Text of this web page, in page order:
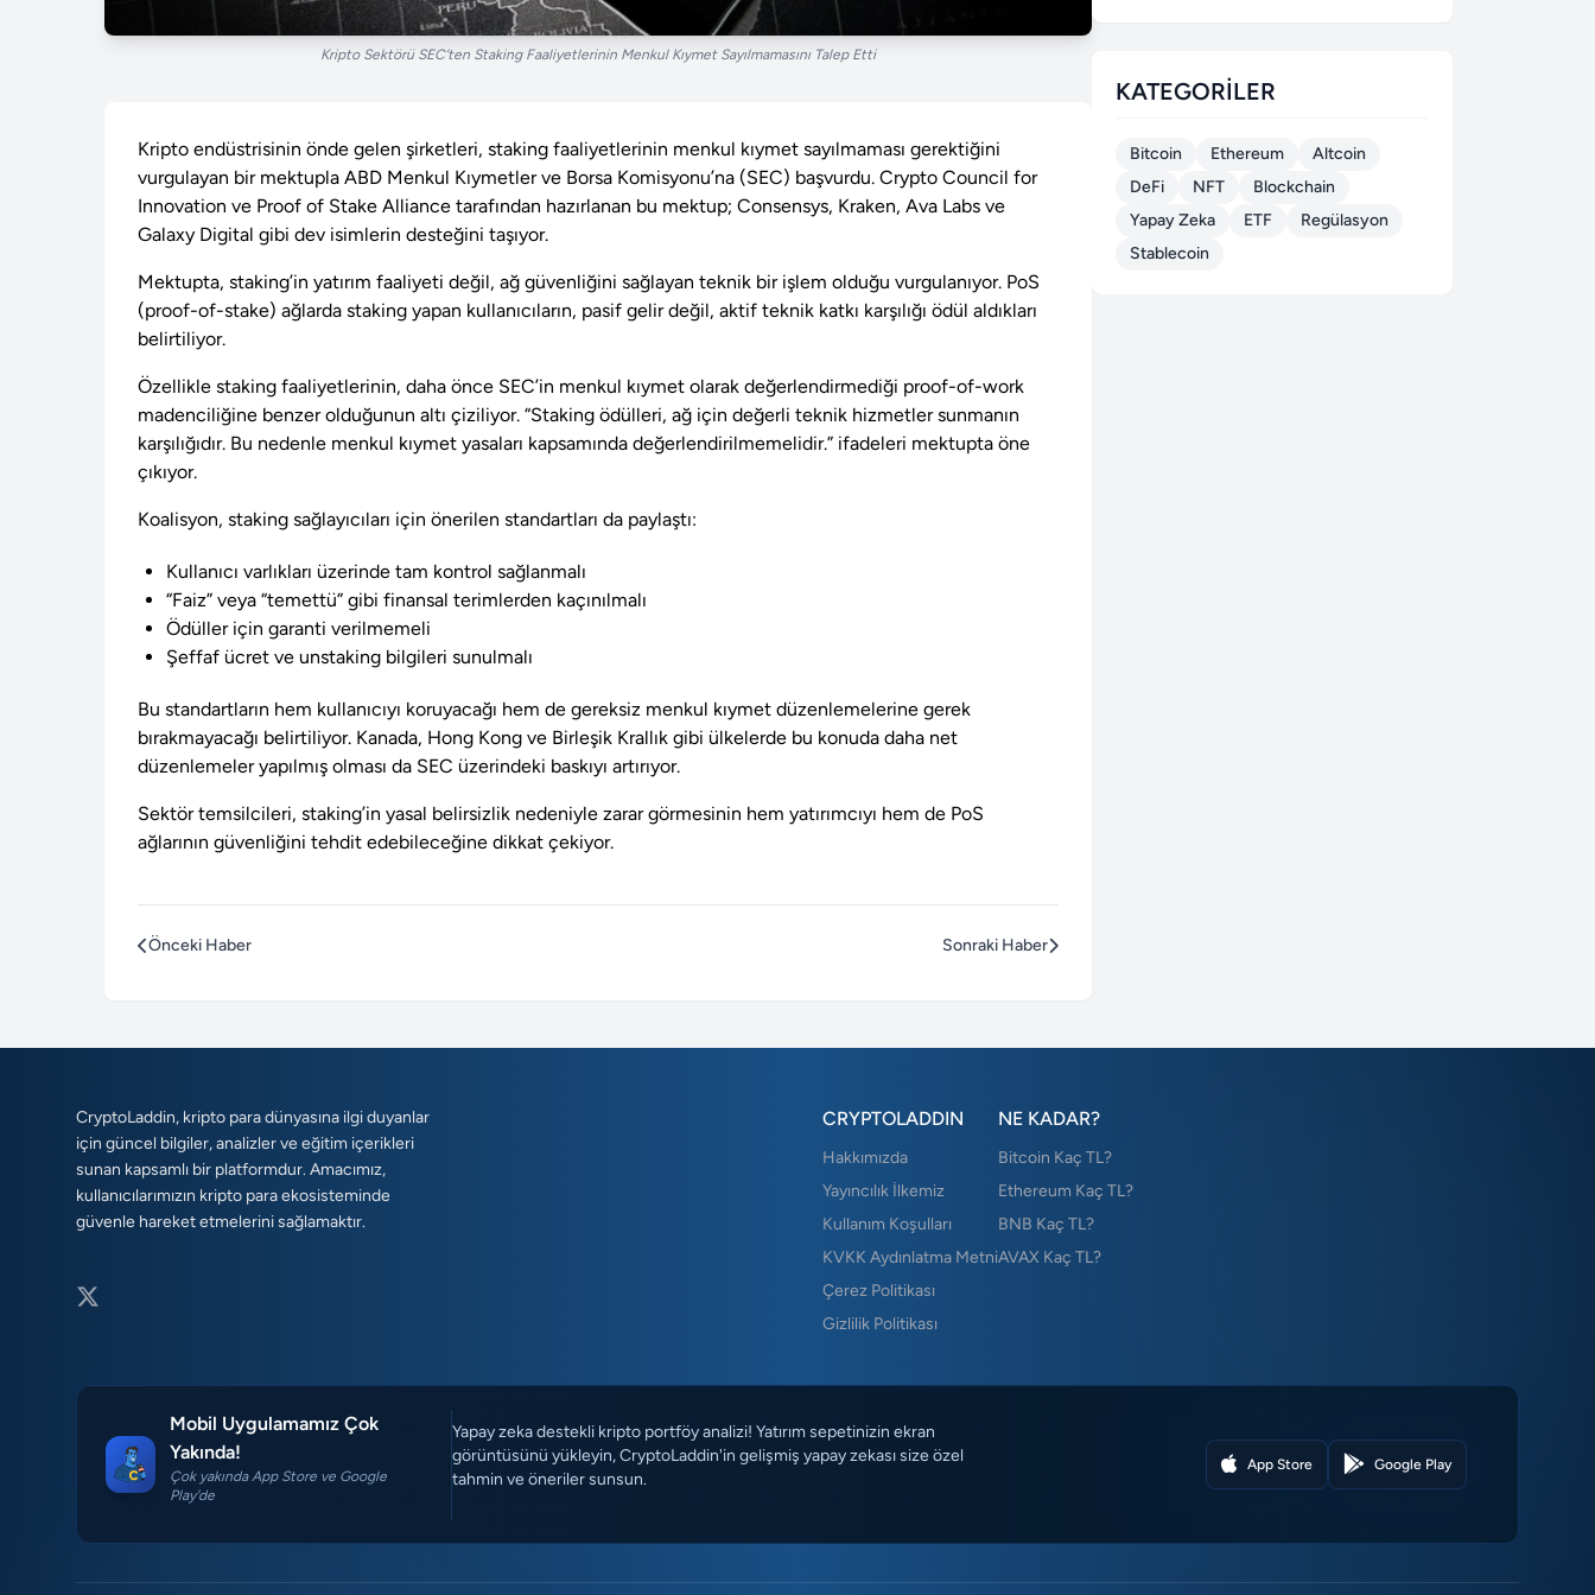
Kripto Sektörü SEC’ten Staking Faaliyetlerinin Menkul Kıymet Sayılmamasını Talep Etti
Kripto endüstrisinin önde gelen şirketleri, staking faaliyetlerinin menkul kıymet sayılmaması gerektiğini
vurgulayan bir mektupla ABD Menkul Kıymetler ve Borsa Komisyonu’na (SEC) başvurdu. Crypto Council for
Innovation ve Proof of Stake Alliance tarafından hazırlanan bu mektup; Consensys, Kraken, Ava Labs ve
Galaxy Digital gibi dev isimlerin desteğini taşıyor.
Mektupta, staking’in yatırım faaliyeti değil, ağ güvenliğini sağlayan teknik bir işlem olduğu vurgulanıyor. PoS
(proof-of-stake) ağlarda staking yapan kullanıcıların, pasif gelir değil, aktif teknik katkı karşılığı ödül aldıkları
belirtiliyor.
Özellikle staking faaliyetlerinin, daha önce SEC’in menkul kıymet olarak değerlendirmediği proof-of-work
madenciliğine benzer olduğunun altı çiziliyor. “Staking ödülleri, ağ için değerli teknik hizmetler sunmanın
karşılığıdır. Bu nedenle menkul kıymet yasaları kapsamında değerlendirilmemelidir.” ifadeleri mektupta öne
çıkıyor.
Koalisyon, staking sağlayıcıları için önerilen standartları da paylaştı:
Kullanıcı varlıkları üzerinde tam kontrol sağlanmalı
“Faiz” veya “temettü” gibi finansal terimlerden kaçınılmalı
Ödüller için garanti verilmemeli
Şeffaf ücret ve unstaking bilgileri sunulmalı
Bu standartların hem kullanıcıyı koruyacağı hem de gereksiz menkul kıymet düzenlemelerine gerek
bırakmayacağı belirtiliyor. Kanada, Hong Kong ve Birleşik Krallık gibi ülkelerde bu konuda daha net
düzenlemeler yapılmış olması da SEC üzerindeki baskıyı artırıyor.
Sektör temsilcileri, staking’in yasal belirsizlik nedeniyle zarar görmesinin hem yatırımcıyı hem de PoS
ağlarının güvenliğini tehdit edebileceğine dikkat çekiyor.
Önceki Haber Sonraki Haber
KATEGORILER
Bitcoin Ethereum
Altcoin
DeFi
NFT
Blockchain
Yapay Zeka
ETF
Regülasyon
Stablecoin
CryptoLaddin, kripto para dünyasına ilgi duyanlar
için güncel bilgiler, analizler ve eğitim içerikleri
sunan kapsamlı bir platformdur. Amacımız,
kullanıcılarımızın kripto para ekosisteminde
güvenle hareket etmelerini sağlamaktır.
CRYPTOLADDIN
Hakkımızda
Yayıncılık İlkemiz
Kullanım Koşulları
KVKK Aydınlatma Metni
Çerez Politikası
Gizlilik Politikası
NE KADAR?
Bitcoin Kaç TL?
Ethereum Kaç TL?
BNB Kaç TL?
AVAX Kaç TL?
Mobil Uygulamamız Çok
Yakında!
Çok yakında App Store ve Google
Play'de
Yapay zeka destekli kripto portföy analizi! Yatırım sepetinizin ekran
görüntüsünü yükleyin, CryptoLaddin'in gelişmiş yapay zekası size özel
tahmin ve öneriler sunsun.
App Store Google Play